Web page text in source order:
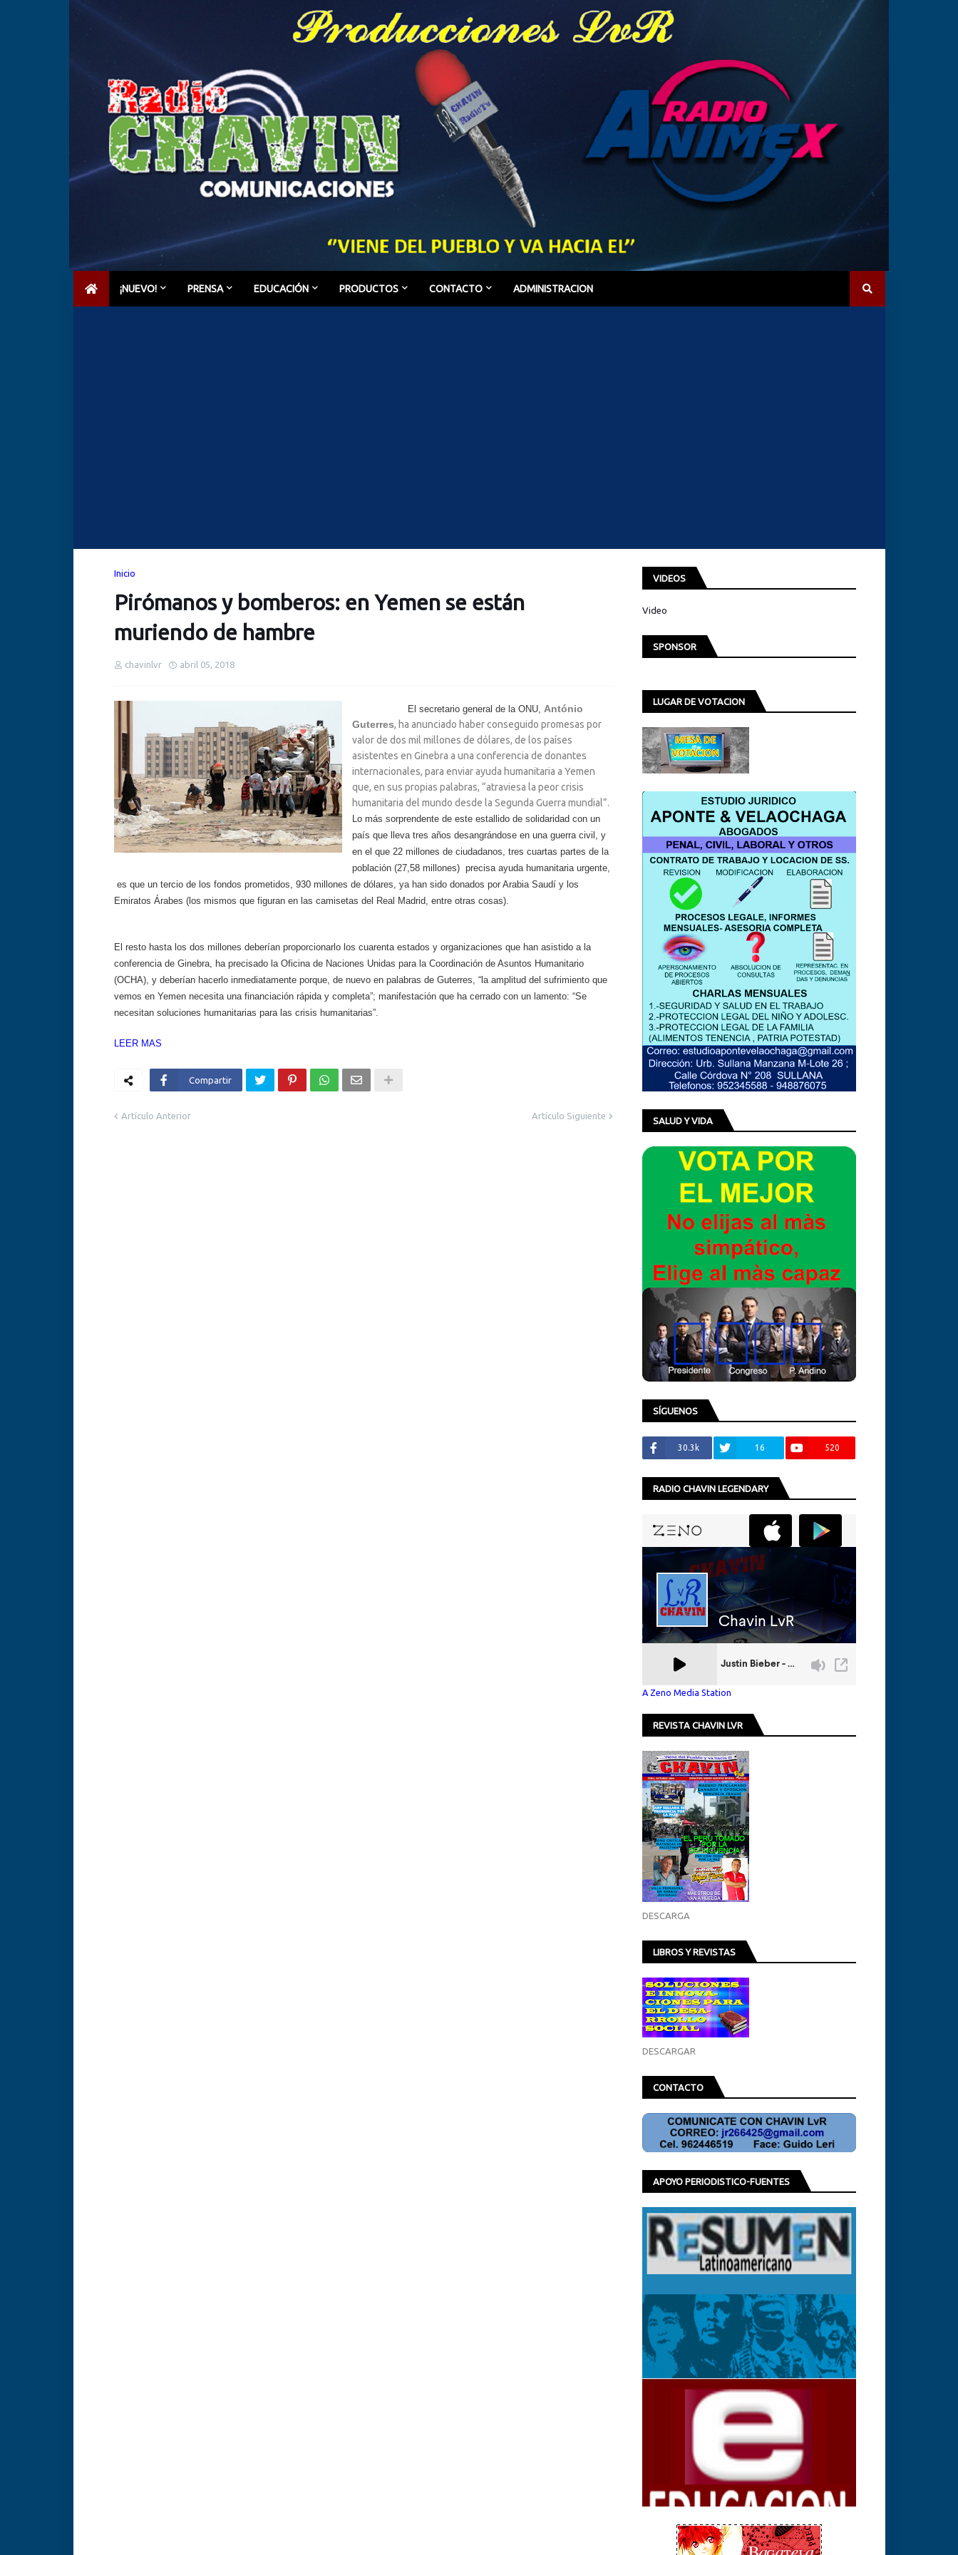
¡NUEVO! PRENSA EDUCACIÓN PRODUCTOS CONTACTO ADMINISTRACION
Inicio
Pirómanos y bomberos: en Yemen se están
muriendo de hambre
chavinlvr abril 05, 2018
El secretario general de la ONU, António
Guterres, ha anunciado haber conseguido promesas por
valor de dos mil millones de dólares, de los países
asistentes en Ginebra a una conferencia de donantes
internacionales, para enviar ayuda humanitaria a Yemen
que, en sus propias palabras, “atraviesa la peor crisis
humanitaria del mundo desde la Segunda Guerra mundial”.
Lo más sorprendente de este estallido de solidaridad con un
país que lleva tres años desangrándose en una guerra civil, y
en el que 22 millones de ciudadanos, tres cuartas partes de la
población (27,58 millones) precisa ayuda humanitaria urgente,
es que un tercio de los fondos prometidos, 930 millones de dólares, ya han sido donados por Arabia Saudí y los
Emiratos Árabes (los mismos que figuran en las camisetas del Real Madrid, entre otras cosas).
El resto hasta los dos millones deberían proporcionarlo los cuarenta estados y organizaciones que han asistido a la
conferencia de Ginebra, ha precisado la Oficina de Naciones Unidas para la Coordinación de Asuntos Humanitario
(OCHA), y deberían hacerlo inmediatamente porque, de nuevo en palabras de Guterres, “la amplitud del sufrimiento que
vemos en Yemen necesita una financiación rápida y completa”; manifestación que ha cerrado con un lamento: “Se
necesitan soluciones humanitarias para las crisis humanitarias”.
LEER MAS
Compartir
Artículo Anterior Artículo Siguiente
VIDEOS
Video
SPONSOR
LUGAR DE VOTACION
SALUD Y VIDA
SÍGUENOS
30.3k 16 520
RADIO CHAVIN LEGENDARY
A Zeno Media Station
REVISTA CHAVIN LVR
DESCARGA
LIBROS Y REVISTAS
DESCARGAR
CONTACTO
APOYO PERIODISTICO-FUENTES